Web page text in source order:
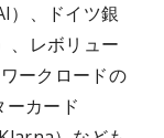
）、ドイツ銀
、レボリュー
ークロードの
ーカード